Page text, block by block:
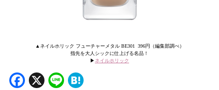
▲ネイルホリック フューチャーメタル BE301 396円（編集部調べ）
指先を大人シックに仕上げる名品！
▶︎ ネイルホリック
Facebook
X Line